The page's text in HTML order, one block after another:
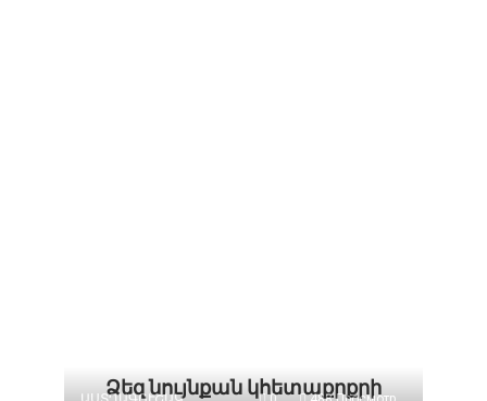
Ձեզ նույնքան կհետաքրքրի